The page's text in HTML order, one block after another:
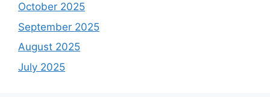
October 2025
September 2025
August 2025
July 2025